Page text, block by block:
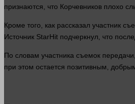
признаются, что Корчевников плохо
Кроме того, как рассказал участник
Источник StarHit подчеркнул, что
По словам участника съемок
при этом остается позитивным,